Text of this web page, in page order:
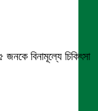
বিনামূল্যে চিকিৎসা